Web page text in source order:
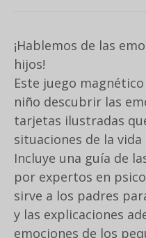
¡Hablemos de las
hijos!
Este juego
niño descubrir las
tarjetas ilustradas
situaciones de la
Incluye una guía de
por expertos en
sirve a los padres
y las explicaciones
emociones de los